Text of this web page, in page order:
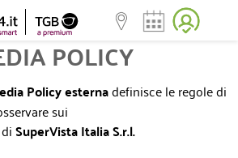
POLICY
Policy esternadefinisce le regole di
sui
SuperVista Italia S.r.l.